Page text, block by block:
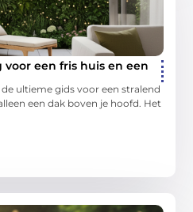
een fris huis en een
ultieme gids voor een stralend
een dak boven je hoofd. Het